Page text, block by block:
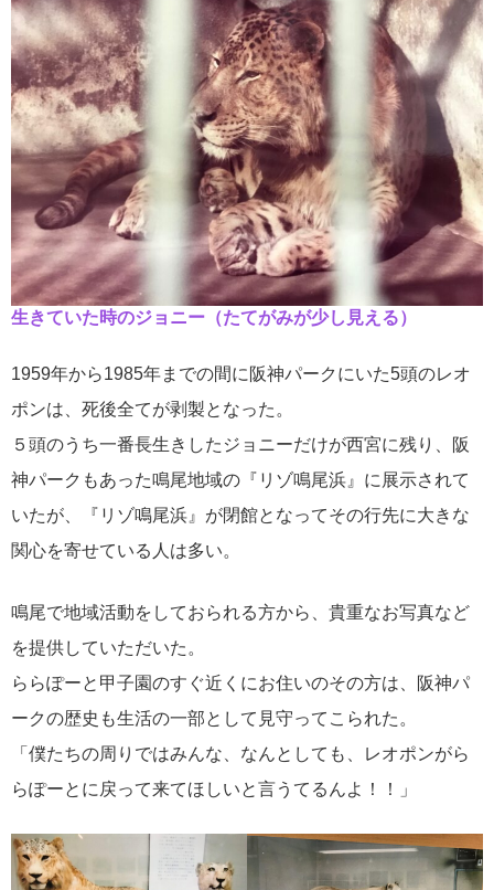
生きていた時のジョニー（たてがみが少し見える）
1959年から1985年までの間に阪神パークにいた5頭のレオ
ポンは、死後全てが剥製となった。
５頭のうち一番長生きしたジョニーだけが西宮に残り、阪
神パークもあった鳴尾地域の『リゾ鳴尾浜』に展示されて
いたが、『リゾ鳴尾浜』が閉館となってその行先に大きな
関心を寄せている人は多い。
鳴尾で地域活動をしておられる方から、貴重なお写真など
を提供していただいた。
ららぽーと甲子園のすぐ近くにお住いのその方は、阪神パ
ークの歴史も生活の一部として見守ってこられた。
「僕たちの周りではみんな、なんとしても、レオポンがら
らぽーとに戻って来てほしいと言うてるんよ！！」